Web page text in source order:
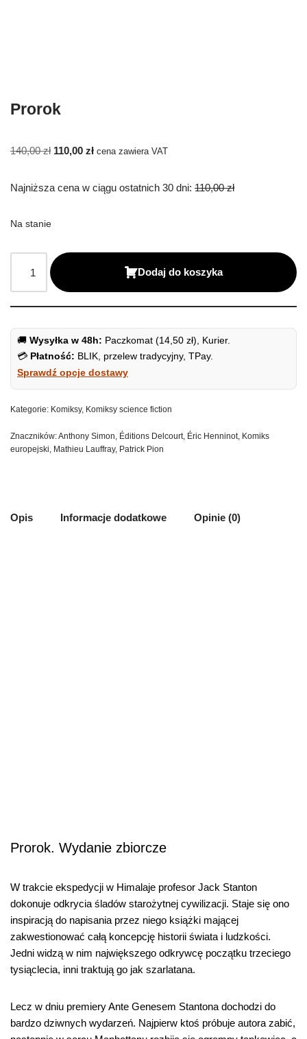
Prorok
140,00zł 110,00 zł cena zawiera VAT
Najniższa cena w ciągu ostatnich 30 dni: 110,00 zł
Na stanie
Dodaj do koszyka
🚚 Wysyłka w 48h: Paczkomat (14,50 zł), Kurier.
💳 Płatność: BLIK, przelew tradycyjny, TPay.
Sprawdź opcje dostawy
Kategorie: Komiksy, Komiksy science fiction
Znaczników:Anthony Simon, Éditions Delcourt, Éric Henninot, Komiks
europejski, Mathieu Lauffray, Patrick Pion
Opis Informacje dodatkowe Opinie (0)
Prorok. Wydanie zbiorcze
W trakcie ekspedycji w Himalaje profesor Jack Stanton
dokonuje odkrycia śladów starożytnej cywilizacji. Staje się ono
inspiracją do napisania przez niego książki mającej
zakwestionować całą koncepcję historii świata i ludzkości.
Jedni widzą w nim największego odkrywcę początku trzeciego
tysiąclecia, inni traktują go jak szarlatana.
Lecz w dniu premiery Ante Genesem Stantona dochodzi do
bardzo dziwnych wydarzeń. Najpierw ktoś próbuje autora zabić,